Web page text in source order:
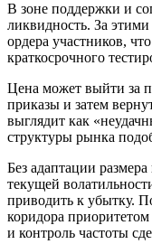
В зоне поддержки и
ликвидность. За
ордера участников,
краткосрочного
Цена может выйти за
приказы и затем
выглядит как
структуры рынка
Без адаптации
текущей
приводить к убытку.
коридора приоритетом
и контроль частоты